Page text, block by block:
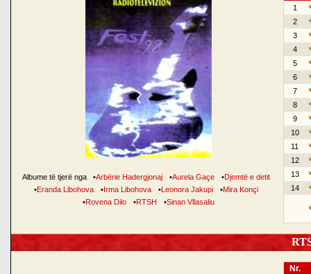
Albume të tjerë nga •Arbërie Hadergjonaj •Aurela Gaçe •Djemtë e detit
•Eranda Libohova •Irma Libohova •Leonora Jakupi •Mira Konçi
•Rovena Dilo •RTSH •Sinan Vllasaliu
1
2
3
4
5
6
7
8
9
10
11
12
13
14
Nr.